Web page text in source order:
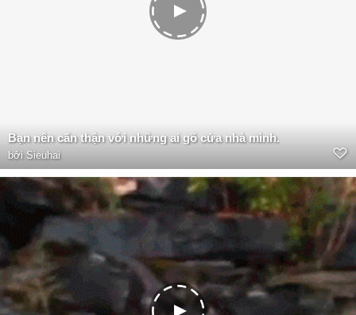
Bạn nên cẩn thận với những ai gõ cửa nhà mình.
bởi Sieuhai